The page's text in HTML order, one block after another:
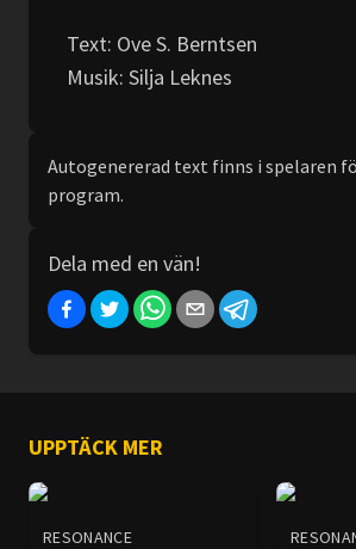
Text: Ove S. Berntsen
Musik: Silja Leknes
Autogenererad text finns i spelaren
program.
Dela med en vän!
UPPTÄCK MER
RESONANCE